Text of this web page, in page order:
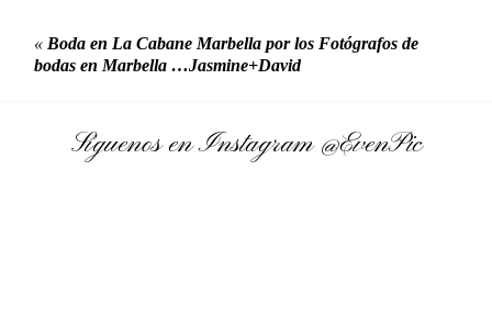
« Boda en La Cabane Marbella por los Fotógrafos de
bodas en Marbella …Jasmine+David
Síguenos en Instagram@EvenPic